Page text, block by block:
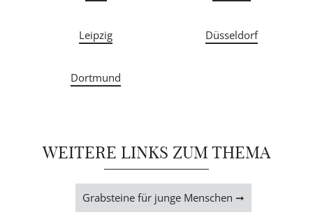
Leipzig Düsseldorf
Dortmund
WEITERE LINKS ZUM THEMA
Grabsteine für junge Menschen ➞